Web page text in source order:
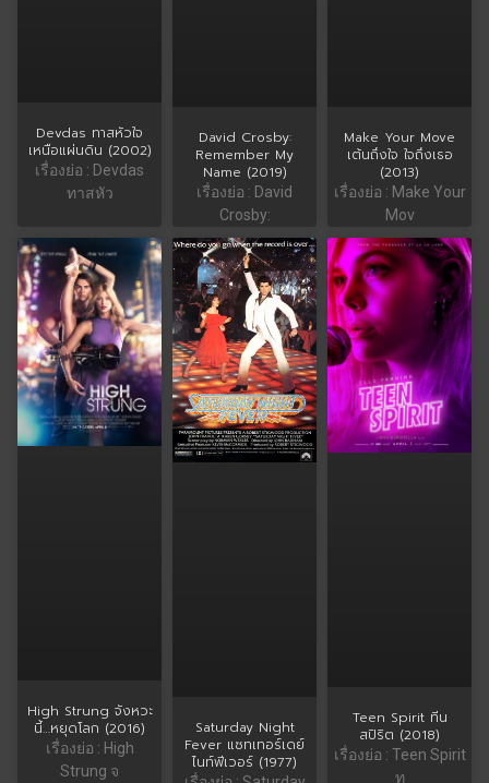
Devdas ทาสหัวใจ
เหนือแผ่นดิน (2002)
เรื่องย่อ : Devdas
ทาสหัว
David Crosby:
Remember My
Name (2019)
เรื่องย่อ : David
Crosby:
Make Your Move
เต้นถึงใจ ใจถึงเธอ
(2013)
เรื่องย่อ : Make Your
Mov
High Strung จังหวะ
นี้…หยุดโลก (2016)
เรื่องย่อ : High
Strung จ
Saturday Night
Fever แซทเทอร์เดย์
ไนท์ฟีเวอร์ (1977)
Teen Spirit ทีน
สปิริต (2018)
เรื่องย่อ : Teen Spirit
ท